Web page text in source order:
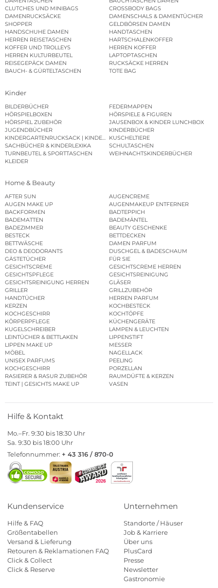
CLUTCHES UND MINIBAGS
CROSSBODY BAGS
DAMENRUCKSÄCKE
DAMENSCHALS & DAMENTÜCHER
SHOPPER
GELDBÖRSEN DAMEN
HANDSCHUHE DAMEN
HANDTASCHEN
HERREN REISETASCHEN
HARTSCHALENKOFFER
KOFFER UND TROLLEYS
HERREN KOFFER
HERREN KULTURBEUTEL
LAPTOPTASCHEN
REISEGEPÄCK DAMEN
RUCKSÄCKE HERREN
BAUCH- & GÜRTELTASCHEN
TOTE BAG
Kinder
BILDERBÜCHER
FEDERMAPPEN
HÖRSPIELBOXEN
HÖRSPIELE & FIGUREN
HÖRSPIEL ZUBEHÖR
JAUSENBOX & KINDER LUNCHBOX
JUGENDBÜCHER
KINDERBÜCHER
KINDERGARTENRUCKSACK | KINDERGARTENBEUTEL
KUSCHELTIERE
SACHBÜCHER & KINDERLEXIKA
SCHULTASCHEN
TURNBEUTEL & SPORTTASCHEN
WEIHNACHTSKINDERBÜCHER
KLEIDER
Home & Beauty
AFTER SUN
AUGENCREME
AUGEN MAKE UP
AUGENMAKEUP ENTFERNER
BACKFORMEN
BADTEPPICH
BADEMATTEN
BADEMÄNTEL
BADEZIMMER
BEAUTY GESCHENKE
BESTECK
BETTDECKEN
BETTWÄSCHE
DAMEN PARFUM
DEO & DEODORANTS
DUSCHGEL & BADESCHAUM
GÄSTETÜCHER
FÜR SIE
GESICHTSCREME
GESICHTSCREME HERREN
GESICHTSPFLEGE
GESICHTSREINIGUNG
GESICHTSREINIGUNG HERREN
GLÄSER
GRILLER
GRILLZUBEHÖR
HANDTÜCHER
HERREN PARFUM
KERZEN
KOCHBESTECK
KOCHGESCHIRR
KOCHTÖPFE
KÖRPERPFLEGE
KÜCHENGERÄTE
KUGELSCHREIBER
LAMPEN & LEUCHTEN
LEINTÜCHER & BETTLAKEN
LIPPENSTIFT
LIPPEN MAKE UP
MESSER
MÖBEL
NAGELLACK
UNISEX PARFUMS
PEELING
KOCHGESCHIRR
PORZELLAN
RASIERER & RASUR ZUBEHÖR
RAUMDÜFTE & KERZEN
TEINT | GESICHTS MAKE UP
VASEN
Hilfe & Kontakt
Mo.–Fr. 9:30 bis 18:30 Uhr
Sa. 9:30 bis 18:00 Uhr
Telefonnummer: + 43 316 / 870-0
Kundenservice
Hilfe & FAQ
Größentabellen
Versand & Lieferung
Retouren & Reklamationen FAQ
Click & Collect
Click & Reserve
Unternehmen
Standorte / Häuser
Job & Karriere
Über uns
PlusCard
Presse
Newsletter
Gastronomie